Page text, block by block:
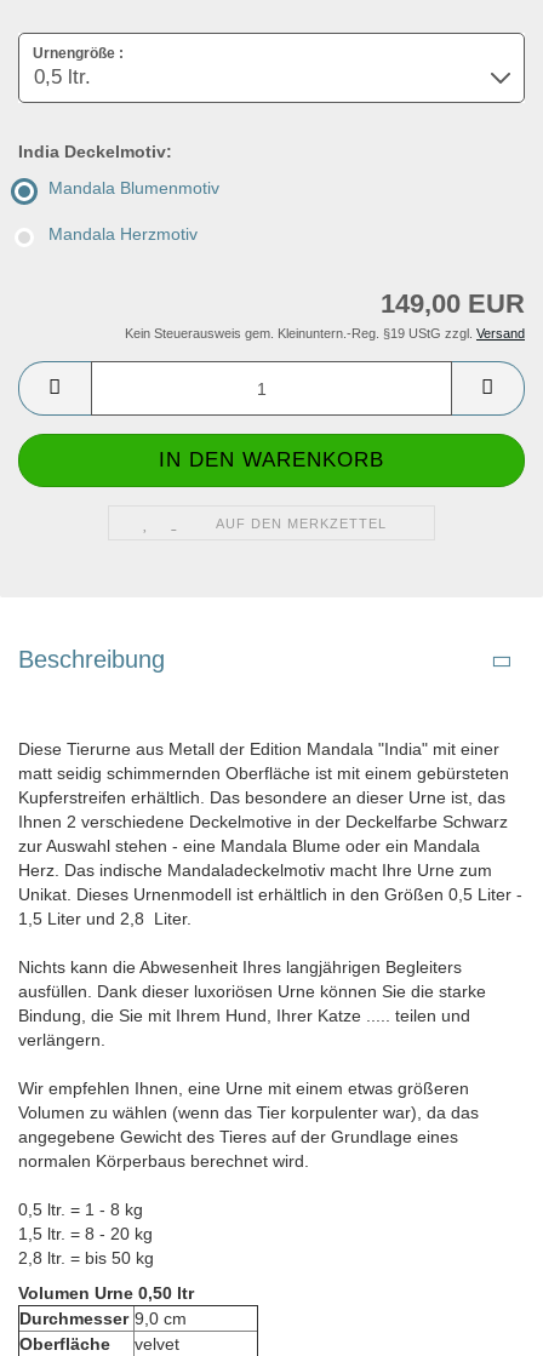
Urnengröße :
India Deckelmotiv:
Mandala Blumenmotiv
Mandala Herzmotiv
149,00 EUR
Kein Steuerausweis gem. Kleinuntern.-Reg. §19 UStG zzgl. Versand
AUF DEN MERKZETTEL
Beschreibung
Diese Tierurne aus Metall der Edition Mandala "India" mit einer
matt seidig schimmernden Oberfläche ist mit einem gebürsteten
Kupferstreifen erhältlich. Das besondere an dieser Urne ist, das
Ihnen 2 verschiedene Deckelmotive in der Deckelfarbe Schwarz
zur Auswahl stehen - eine Mandala Blume oder ein Mandala
Herz. Das indische Mandaladeckelmotiv macht Ihre Urne zum
Unikat. Dieses Urnenmodell ist erhältlich in den Größen 0,5 Liter -
1,5 Liter und 2,8 Liter.
Nichts kann die Abwesenheit Ihres langjährigen Begleiters
ausfüllen. Dank dieser luxoriösen Urne können Sie die starke
Bindung, die Sie mit Ihrem Hund, Ihrer Katze ..... teilen und
verlängern.
Wir empfehlen Ihnen, eine Urne mit einem etwas größeren
Volumen zu wählen (wenn das Tier korpulenter war), da das
angegebene Gewicht des Tieres auf der Grundlage eines
normalen Körperbaus berechnet wird.
0,5 ltr. = 1 - 8 kg
1,5 ltr. = 8 - 20 kg
2,8 ltr. = bis 50 kg
Volumen Urne 0,50 ltr
Durchmesser 9,0 cm
Oberfläche
velvet